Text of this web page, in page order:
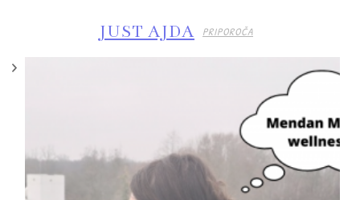
JUST AJDA PRIPOROČA